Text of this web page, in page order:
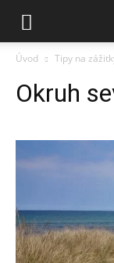
Úvod Tipy na
Okruh